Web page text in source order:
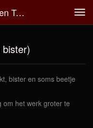
Rosa Verloop Inner Art - Rietpen Tekeningen (inkt En Bister)
bister en soms beetje
om het werk groter te